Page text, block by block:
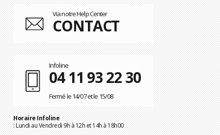
Via notre Help Center
CONTACT
Infoline
04 11 93 22 30
Fermé le 14/07 et le 15/08
Horaire Infoline
: Lundi au Vendredi 9h à 12h et 14h à 18h00